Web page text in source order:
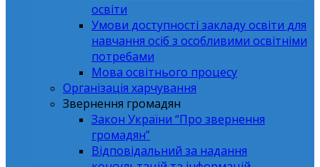
освіти
Умови доступності закладу освіти для
навчання осіб з особливими освітніми
потребами
Мова освітнього процесу
Організація харчування
Звернення громадян
Закон України “Про звернення
громадян”
Відповідальний за надання